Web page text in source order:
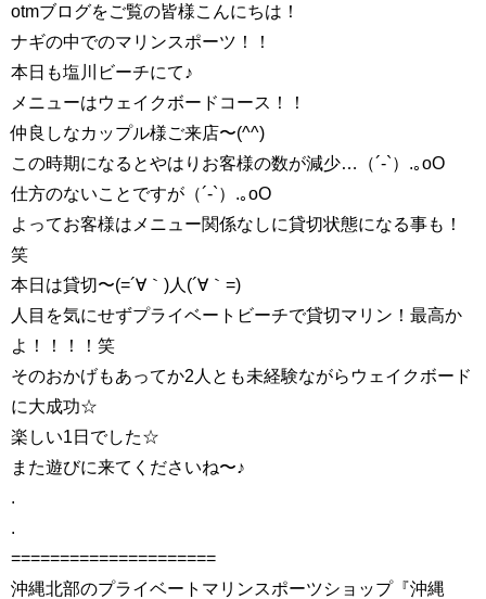
otmブログをご覧の皆様こんにちは！
ナギの中でのマリンスポーツ！！
本日も塩川ビーチにて♪
メニューはウェイクボードコース！！
仲良しなカップル様ご来店〜(^^)
この時期になるとやはりお客様の数が減少…（´-`）.｡oO
仕方のないことですが（´-`）.｡oO
よってお客様はメニュー関係なしに貸切状態になる事も！
笑
本日は貸切〜(=´∀｀)人(´∀｀=)
人目を気にせずプライベートビーチで貸切マリン！最高か
よ！！！！笑
そのおかげもあってか2人とも未経験ながらウェイクボード
に大成功☆
楽しい1日でした☆
また遊びに来てくださいね〜♪
.
.
=====================
沖縄北部のプライベートマリンスポーツショップ『沖縄